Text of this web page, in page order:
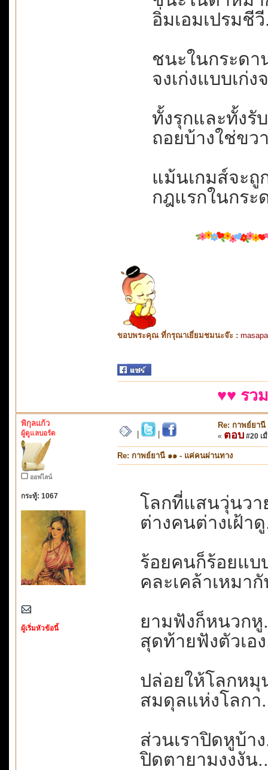
อิ่มเอมเปรมชี
ชนะในกระด
จงเก่งแบบเก่
ทั้งรุกและทั้งรั
ถอยบ้างใช่ขว
แม้นเกมส์จะถู
กฎแรกในกระ
ขอบพระคุณ ที่กรุณาเยี่ยมชมนะจ๊ะ :
♥♥ รว
พิกุลแก้ว
ผู้ดูแลบอร์ด
ออฟไลน์
กระทู้: 1067
ผู้เริ่มหัวข้อนี้
Re: กาพย์ยา
« ตอบ #20 เ
Re: กาพย์ยานี ๑๑ - แค่คนผ่านทาง
โลกที่แสนวุ่นวา
ต่างคนต่างเฝ้า
ร้อยคนก็ร้อยแบ
คละเคล้าเหมา
ยามฟังก็หนวกหู
สุดท้ายฟังตัวเอ
ปล่อยให้โลกหมุ
สมดุลแห่งโลกา
ส่วนเราปิดหูบ้า
ปิดตายามงงงัน